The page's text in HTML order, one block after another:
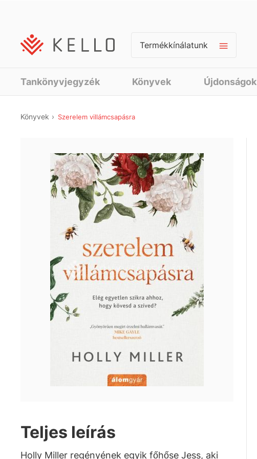
Termékkínálatunk
Tankönyvjegyzék Könyvek Újdonságok
Könyvek Szerelem villámcsapásra
Teljes leírás
Holly Miller regényének egyik főhőse Jess, aki